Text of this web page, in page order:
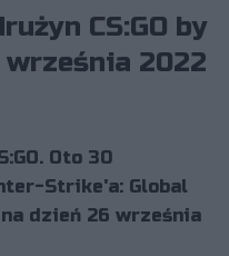
CS:GO by
2022
Oto 30
Strike'a: Global
dzień 26 września